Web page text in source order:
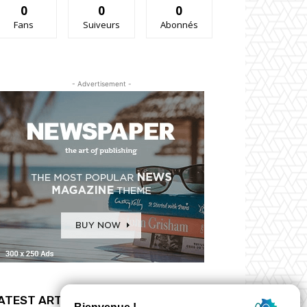
0
Fans
0
Suiveurs
0
Abonnés
- Advertisement -
ARTICLES